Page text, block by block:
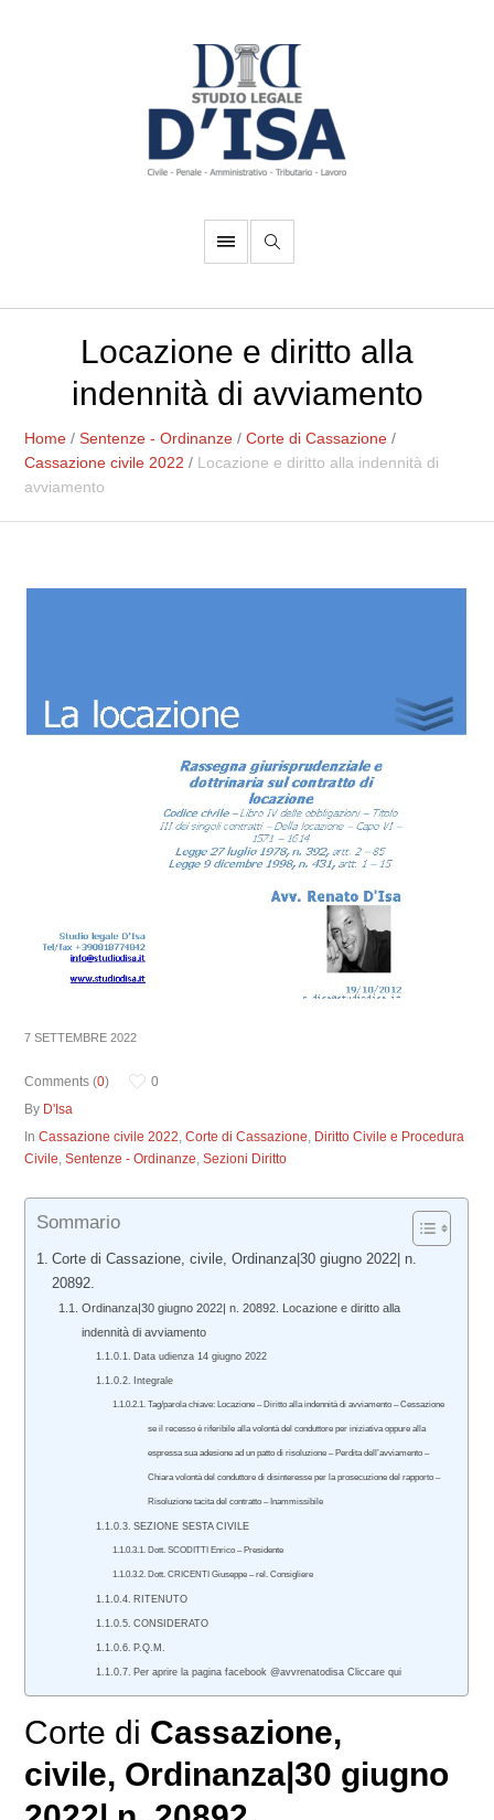
Locazione e diritto alla
indennità di avviamento
Home /Sentenze - Ordinanze /Corte di Cassazione /
Cassazione civile 2022 / Locazione e diritto alla indennità di
avviamento
7 SETTEMBRE 2022
Comments (0)
0
By D'Isa
InCassazione civile 2022,Corte di Cassazione, Diritto Civile e Procedura
Civile,Sentenze - Ordinanze,Sezioni Diritto
Sommario
Corte di Cassazione, civile, Ordinanza|30 giugno 2022| n.
20892.
Ordinanza|30 giugno 2022| n. 20892. Locazione e diritto alla
indennità di avviamento
Data udienza 14 giugno 2022
Integrale
Tag/parola chiave: Locazione – Diritto alla indennità di avviamento – Cessazione
se il recesso è riferibile alla volontà del conduttore per iniziativa oppure alla
espressa sua adesione ad un patto di risoluzione – Perdita dell’avviamento –
Chiara volontà del conduttore di disinteresse per la prosecuzione del rapporto –
Risoluzione tacita del contratto – Inammissibile
SEZIONE SESTA CIVILE
Dott. SCODITTI Enrico – Presidente
Dott. CRICENTI Giuseppe – rel. Consigliere
RITENUTO
CONSIDERATO
P.Q.M.
Per aprire la pagina facebook @avvrenatodisa Cliccare qui
Corte di Cassazione,
civile, Ordinanza|30 giugno